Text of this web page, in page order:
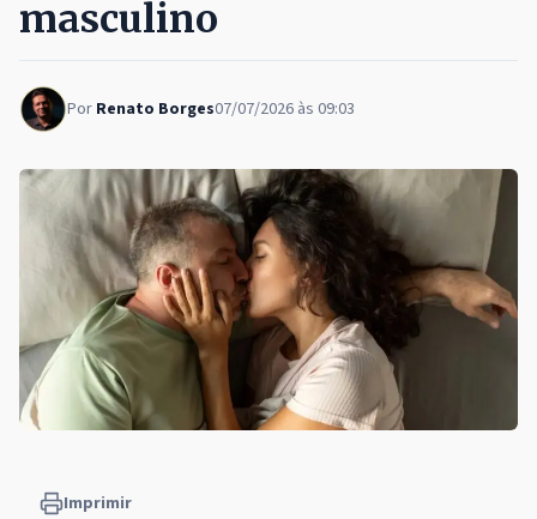
masculino
Por Renato Borges07/07/2026 às 09:03
Imprimir